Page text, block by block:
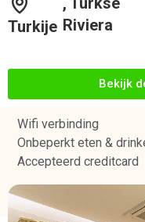
Turkije Riviera
Bekijk
Wifi verbinding
Onbeperkt eten &
Accepteerd creditcard